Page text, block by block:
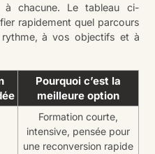
à chacune. Le tableau ci-
rapidement quel parcours
à vos objectifs et à
Pourquoi c’est la
meilleure option
Formation courte,
intensive, pensée pour
une reconversion rapide